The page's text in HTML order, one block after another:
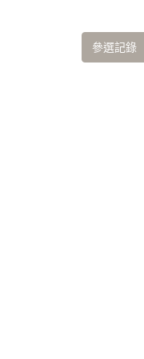
參選記錄